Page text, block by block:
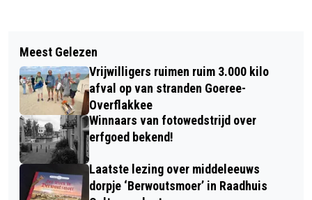
BIBLIOTHEEK MIDDELHARNIS
LAATSTE WEKEN AUGUSTUS DICHT
SNUFFELEN TUSSEN VINTAGES
SPULLEN IN OUDDORP CENTRUM
Meest Gelezen
Vrijwilligers ruimen ruim 3.000 kilo
afval op van stranden Goeree-
Overflakkee
Winnaars van fotowedstrijd over
erfgoed bekend!
Laatste lezing over middeleeuws
dorpje ‘Berwoutsmoer’ in Raadhuis